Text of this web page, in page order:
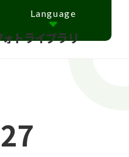
Language
ォトライブラリ